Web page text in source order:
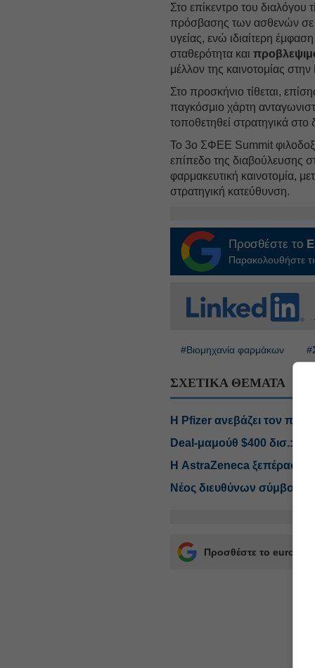
Στο επίκεντρο του διαλόγου
πρόσβασης των ασθενών σε
υγείας, ενώ ιδιαίτερη
σταθερότητα και
μέλλον της καινοτομίας
Στο προσκήνιο τίθεται,
παγκόσμιο χάρτη
τοποθετηθεί στρατηγικά στο
Το 3ο ΣΦΕΕ Summit
επίπεδο της διαβούλευσης
φαρμακευτική καινοτομία,
στρατηγική κατεύθυνση.
Προσθέστε το
Παρακολουθήστε
#Βιομηχανία φαρμάκων
ΣΧΕΤΙΚΑ ΘΕΜΑΤΑ
Η Pfizer ανεβάζει τον πήχη
Deal-μαμούθ $400 δισ.:
Η AstraZeneca ξεπέρασε
Νέος διευθύνων
Προσθέστε το